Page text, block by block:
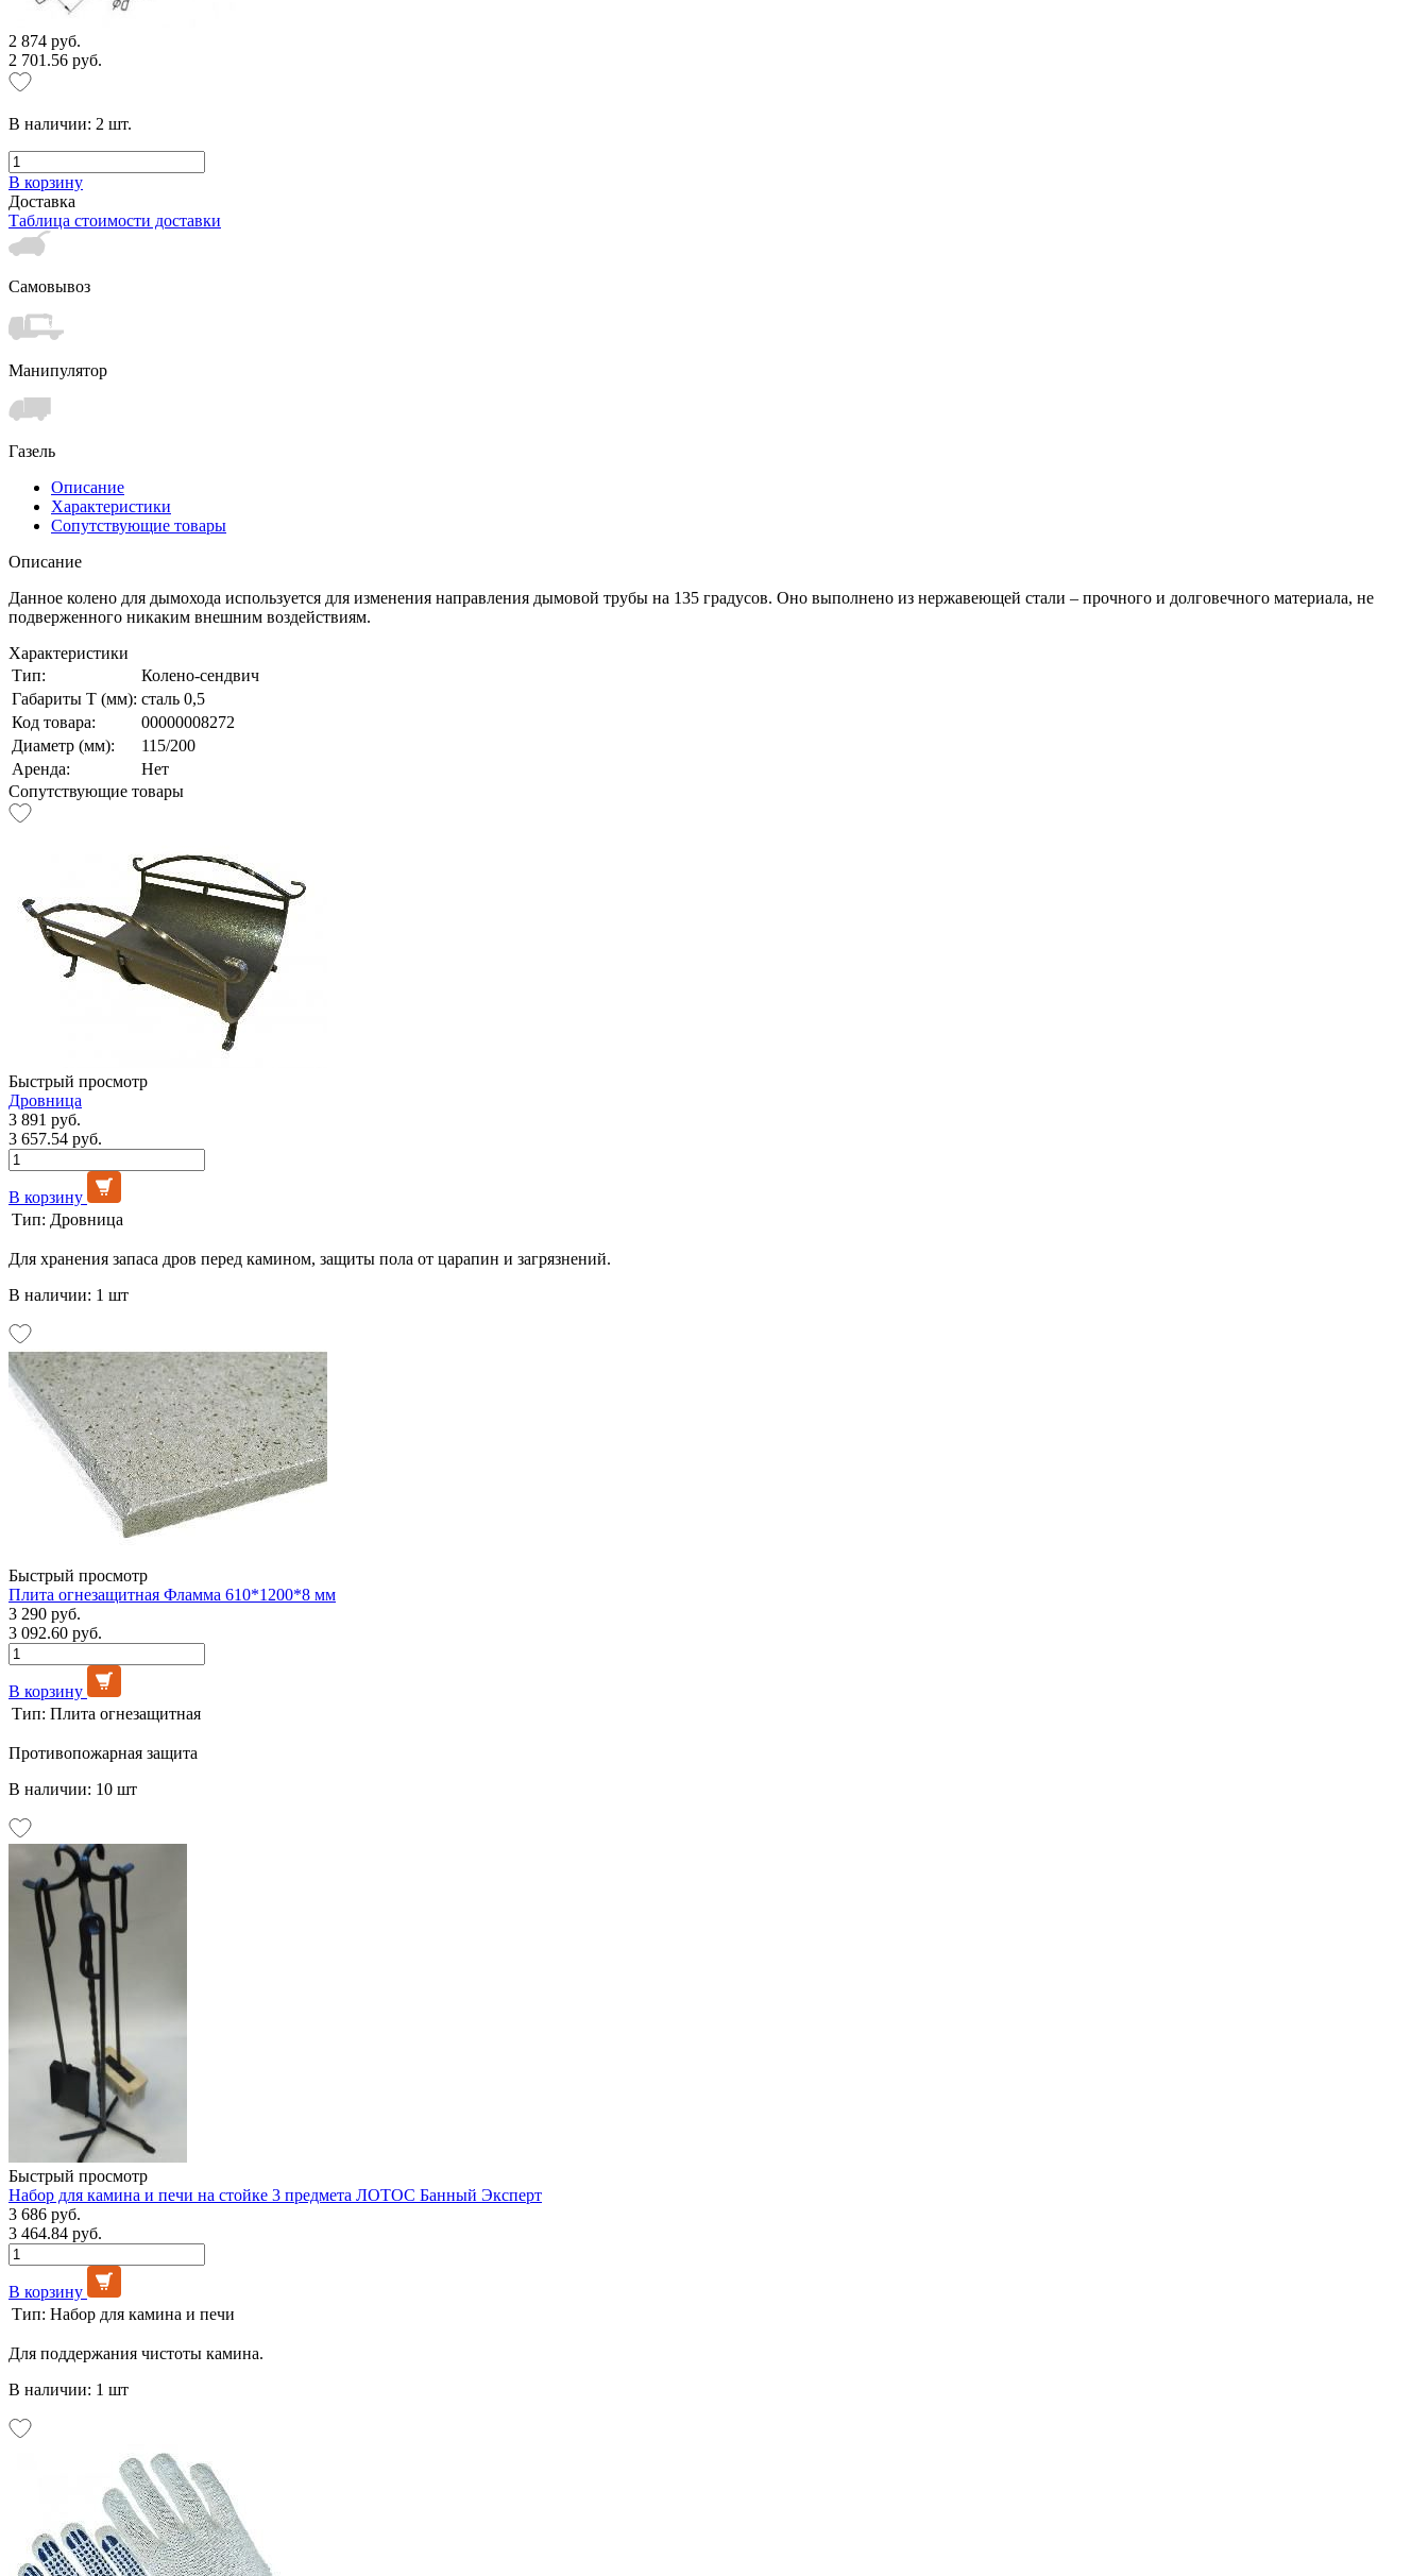
2 874 руб.
2 701.56 руб.
В наличии: 2 шт.
В корзину
Доставка
Таблица стоимости доставки
Самовывоз
Манипулятор
Газель
Описание
Характеристики
Сопутствующие товары
Описание
Данное колено для дымохода используется для изменения направления дымовой трубы на 135 градусов. Оно выполнено из нержавеющей стали – прочного и долговечного материала, не
подверженного никаким внешним воздействиям.
Характеристики
Тип:
Колено-сендвич
Габариты Т (мм): сталь 0,5
Код товара:
00000008272
Диаметр (мм):
115/200
Аренда:
Нет
Сопутствующие товары
Быстрый просмотр
Дровница
3 891 руб.
3 657.54 руб.
В корзину
Тип: Дровница
Для хранения запаса дров перед камином, защиты пола от царапин и загрязнений.
В наличии: 1 шт
Быстрый просмотр
Плита огнезащитная Фламма 610*1200*8 мм
3 290 руб.
3 092.60 руб.
В корзину
Тип: Плита огнезащитная
Противопожарная защита
В наличии: 10 шт
Быстрый просмотр
Набор для камина и печи на стойке 3 предмета ЛОТОС Банный Эксперт
3 686 руб.
3 464.84 руб.
В корзину
Тип: Набор для камина и печи
Для поддержания чистоты камина.
В наличии: 1 шт